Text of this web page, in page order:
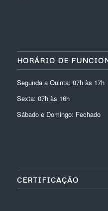
HORÁRIO DE
Segunda a Quinta: 07h às 17h
Sexta: 07h às 16h
Sábado e Domingo: Fechado
CERTIFICAÇÃO